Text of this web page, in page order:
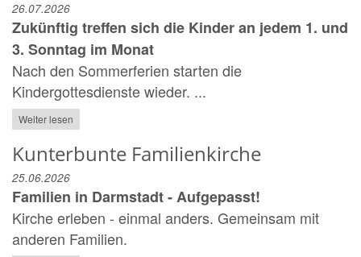
26.07.2026
Zukünftig treffen sich die Kinder an jedem 1. und
3. Sonntag im Monat
Nach den Sommerferien starten die
Kindergottesdienste wieder. ...
Weiter lesen
Kunterbunte Familienkirche
25.06.2026
Familien in Darmstadt - Aufgepasst!
Kirche erleben - einmal anders. Gemeinsam mit
anderen Familien.